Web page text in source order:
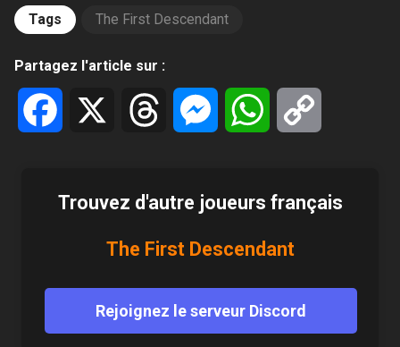
Tags The First Descendant
Partagez l'article sur :
Facebook Threads MessengerWhatsApp
Trouvez d'autre joueurs français
The First Descendant
Rejoignez le serveur Discord